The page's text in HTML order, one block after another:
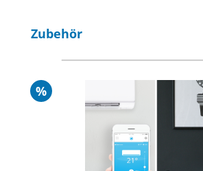
Produktgalerie überspringen
Zubehör
Rabatt
%